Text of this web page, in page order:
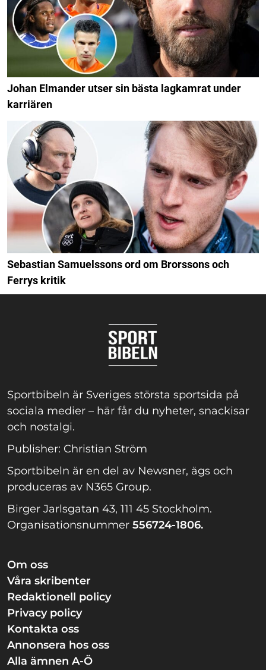
Johan Elmander utser sin bästa lagkamrat under
karriären
Sebastian Samuelssons ord om Brorssons och
Ferrys kritik
Sportbibeln är Sveriges största sportsida på
sociala medier – här får du nyheter, snackisar
och nostalgi.
Publisher: Christian Ström
Sportbibeln är en del av Newsner, ägs och
produceras av N365 Group.
Birger Jarlsgatan 43, 111 45 Stockholm.
Organisationsnummer 556724-1806.
Om oss
Våra skribenter
Redaktionell policy
Privacy policy
Kontakta oss
Annonsera hos oss
Alla ämnen A-Ö